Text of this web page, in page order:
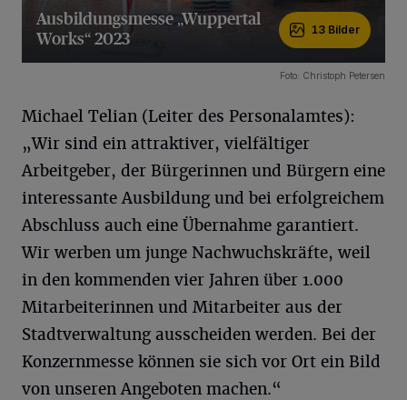
Ausbildungsmesse „Wuppertal
Works“ 2023
13 Bilder
Foto: Christoph Petersen
Michael Telian (Leiter des Personalamtes):
„Wir sind ein attraktiver, vielfältiger
Arbeitgeber, der Bürgerinnen und Bürgern eine
interessante Ausbildung und bei erfolgreichem
Abschluss auch eine Übernahme garantiert.
Wir werben um junge Nachwuchskräfte, weil
in den kommenden vier Jahren über 1.000
Mitarbeiterinnen und Mitarbeiter aus der
Stadtverwaltung ausscheiden werden. Bei der
Konzernmesse können sie sich vor Ort ein Bild
von unseren Angeboten machen.“